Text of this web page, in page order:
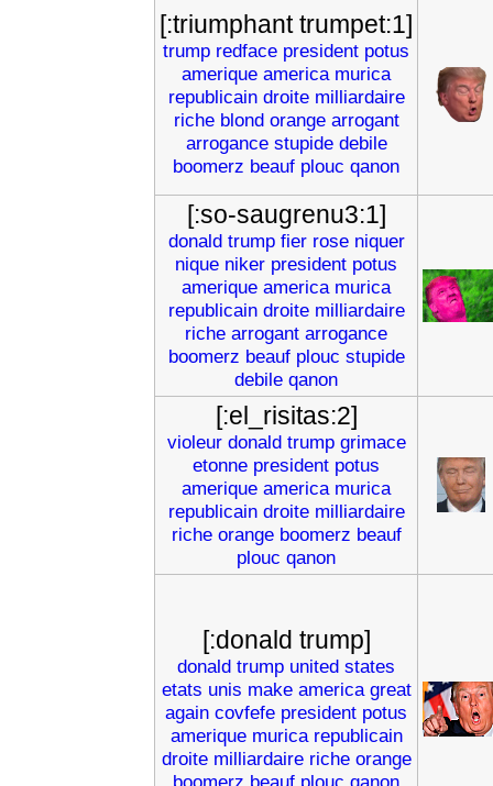
[:triumphant trumpet:1]
trump redface president potus
amerique america murica
republicain droite milliardaire
riche blond orange arrogant
arrogance stupide debile
boomerz beauf plouc qanon
[:so-saugrenu3:1]
donald trump fier rose niquer
nique niker president potus
amerique america murica
republicain droite milliardaire
riche arrogant arrogance
boomerz beauf plouc stupide
debile qanon
[:el_risitas:2]
violeur donald trump grimace
etonne president potus
amerique america murica
republicain droite milliardaire
riche orange boomerz beauf
plouc qanon
[:donald trump]
donald trump united states
etats unis make america great
again covfefe president potus
amerique murica republicain
droite milliardaire riche orange
boomerz beauf plouc qanon